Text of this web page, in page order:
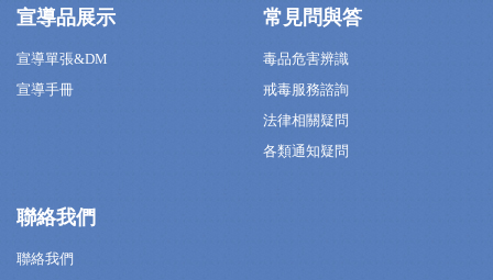
宣導品展示
宣導單張&DM
宣導手冊
常見問與答
毒品危害辨識
戒毒服務諮詢
法律相關疑問
各類通知疑問
聯絡我們
聯絡我們